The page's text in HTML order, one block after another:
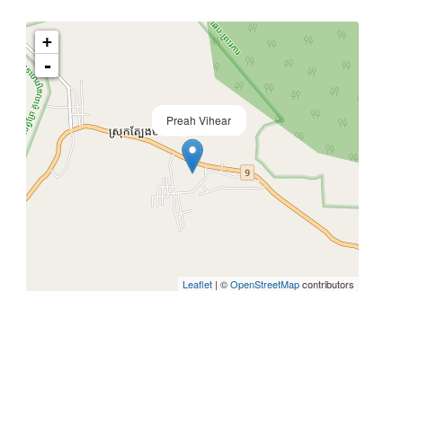
Preah Vihear
+
-
Leaflet | ©OpenStreetMapcontributors